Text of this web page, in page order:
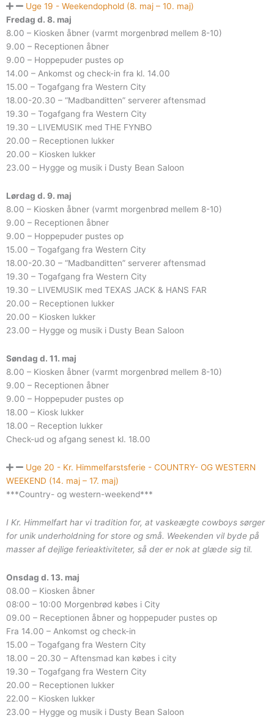
Uge 19 - Weekendophold (8. maj – 10. maj)
Fredag d. 8. maj
8.00 – Kiosken åbner (varmt morgenbrød mellem 8-10)
9.00 – Receptionen åbner
9.00 – Hoppepuder pustes op
14.00 – Ankomst og check-in fra kl. 14.00
15.00 – Togafgang fra Western City
18.00-20.30 – “Madbanditten” serverer aftensmad
19.30 – Togafgang fra Western City
19.30 – LIVEMUSIK med THE FYNBO
20.00 – Receptionen lukker
20.00 – Kiosken lukker
23.00 – Hygge og musik i Dusty Bean Saloon
Lørdag d. 9. maj
8.00 – Kiosken åbner (varmt morgenbrød mellem 8-10)
9.00 – Receptionen åbner
9.00 – Hoppepuder pustes op
15.00 – Togafgang fra Western City
18.00-20.30 – “Madbanditten” serverer aftensmad
19.30 – Togafgang fra Western City
19.30 – LIVEMUSIK med TEXAS JACK & HANS FAR
20.00 – Receptionen lukker
20.00 – Kiosken lukker
23.00 – Hygge og musik i Dusty Bean Saloon
Søndag d. 11. maj
8.00 – Kiosken åbner (varmt morgenbrød mellem 8-10)
9.00 – Receptionen åbner
9.00 – Hoppepuder pustes op
18.00 – Kiosk lukker
18.00 – Reception lukker
Check-ud og afgang senest kl. 18.00
Uge 20 - Kr. Himmelfarstsferie - COUNTRY- OG WESTERN
WEEKEND (14. maj – 17. maj)
***Country- og western-weekend***
I Kr. Himmelfart har vi tradition for, at vaskeægte cowboys sørger
for unik underholdning for store og små. Weekenden vil byde på
masser af dejlige ferieaktiviteter, så der er nok at glæde sig til.
Onsdag d. 13. maj
08.00 – Kiosken åbner
08:00 – 10:00 Morgenbrød købes i City
09.00 – Receptionen åbner og hoppepuder pustes op
Fra 14.00 – Ankomst og check-in
15.00 – Togafgang fra Western City
18.00 – 20.30 – Aftensmad kan købes i city
19.30 – Togafgang fra Western City
20.00 – Receptionen lukker
22.00 – Kiosken lukker
23.00 – Hygge og musik i Dusty Bean Saloon